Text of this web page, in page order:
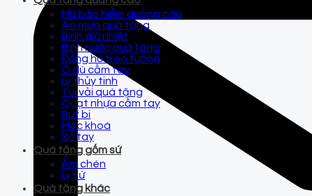
Mũ bảo hiểm quảng cáo
Áo mưa quà tặng
Bình giữ nhiệt
Bình nước quà tặng
Đồng hồ treo tường
Ô dù cầm tay
Ly thủy tinh
Túi vải quà tặng
Quạt nhựa cầm tay
Bút bi
Móc khoá
Sổ tay
Quà tặng gốm sứ
Ấm chén
Ly sứ
Quà tặng khác